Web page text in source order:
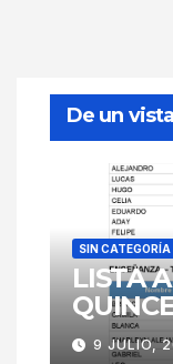
De un
SIN CATEGORÍA
LISTA
9 JULIO,